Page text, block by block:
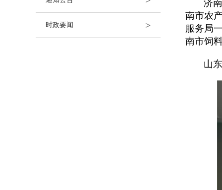
时政要闻 >
济
南市农
服务局
南市饲
山